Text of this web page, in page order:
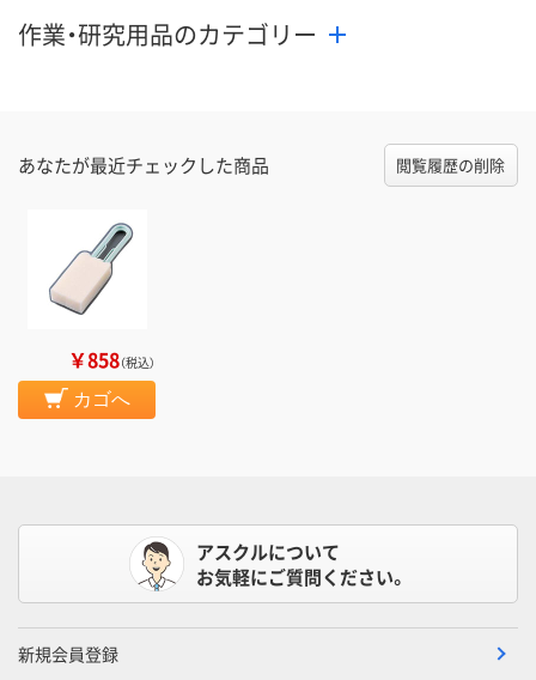
作業・研究用品のカテゴリー
あなたが最近チェックした商品 閲覧履歴の削除
￥858（税込）
カゴへ
アスクルについて
お気軽にご質問ください。
新規会員登録